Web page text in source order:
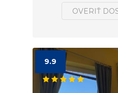
OVERIŤ
9.9